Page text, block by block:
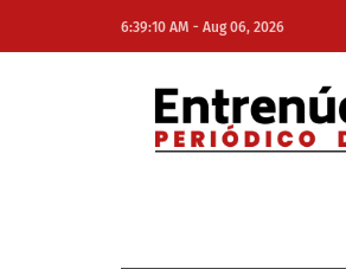
6:39:10 AM - Aug 06, 2026